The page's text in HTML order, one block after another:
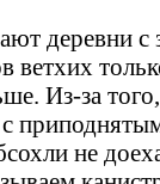
деревни с
ветхих
Из-за
не